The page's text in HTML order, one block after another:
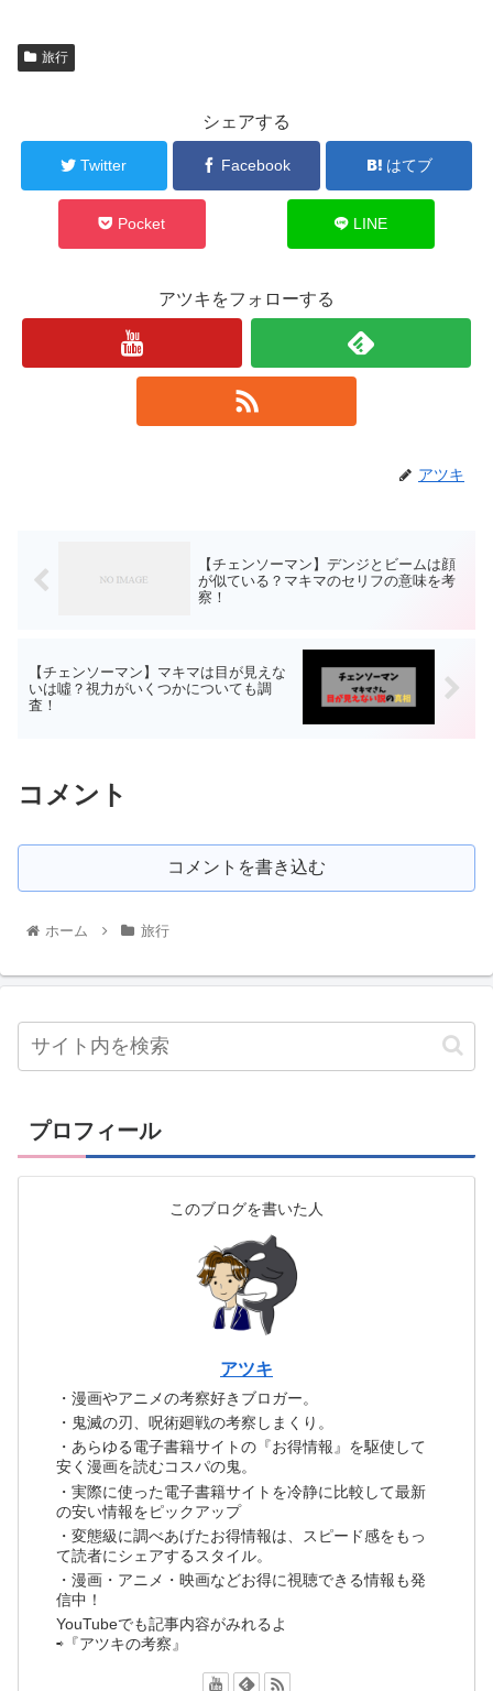
旅行
シェアする
Twitter Facebook はてブ
Pocket LINE
アツキをフォローする
アツキ
【チェンソーマン】デンジとビームは顔
が似ている？マキマのセリフの意味を考
察！
【チェンソーマン】マキマは目が見えな
いは噓？視力がいくつかについても調
査！
コメント
コメントを書き込む
ホーム 旅行
プロフィール
このブログを書いた人
アツキ
・漫画やアニメの考察好きブロガー。
・鬼滅の刃、呪術廻戦の考察しまくり。
・あらゆる電子書籍サイトの『お得情報』を駆使して
安く漫画を読むコスパの鬼。
・実際に使った電子書籍サイトを冷静に比較して最新
の安い情報をピックアップ
・変態級に調べあげたお得情報は、スピード感をもっ
て読者にシェアするスタイル。
・漫画・アニメ・映画などお得に視聴できる情報も発
信中！
YouTubeでも記事内容がみれるよ
⇨『アツキの考察』